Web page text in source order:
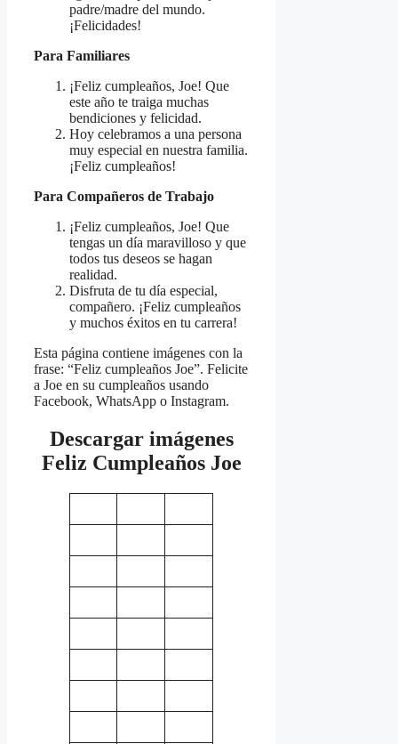
padre/madre del mundo.
¡Felicidades!
Para Familiares
¡Feliz cumpleaños, Joe! Que
este año te traiga muchas
bendiciones y felicidad.
Hoy celebramos a una persona
muy especial en nuestra familia.
¡Feliz cumpleaños!
Para Compañeros de Trabajo
¡Feliz cumpleaños, Joe! Que
tengas un día maravilloso y que
todos tus deseos se hagan
realidad.
Disfruta de tu día especial,
compañero. ¡Feliz cumpleaños
y muchos éxitos en tu carrera!
Esta página contiene imágenes con la
frase: “Feliz cumpleaños Joe”. Felicite
a Joe en su cumpleaños usando
Facebook, WhatsApp o Instagram.
Descargar imágenes
Feliz Cumpleaños Joe